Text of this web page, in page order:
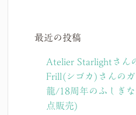
最近の投稿
Atelier Starlightさん
Frill(シゴカ)さんの
龍/18周年のふしぎ
点販売)